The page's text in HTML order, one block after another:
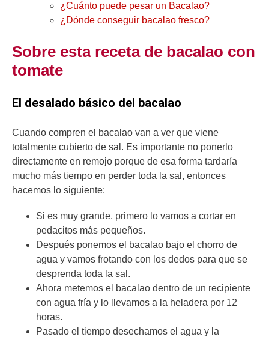
¿Cuánto puede pesar un Bacalao?
¿Dónde conseguir bacalao fresco?
Sobre esta receta de bacalao con
tomate
El desalado básico del bacalao
Cuando compren el bacalao van a ver que viene
totalmente cubierto de sal. Es importante no ponerlo
directamente en remojo porque de esa forma tardaría
mucho más tiempo en perder toda la sal, entonces
hacemos lo siguiente:
Si es muy grande, primero lo vamos a cortar en
pedacitos más pequeños.
Después ponemos el bacalao bajo el chorro de
agua y vamos frotando con los dedos para que se
desprenda toda la sal.
Ahora metemos el bacalao dentro de un recipiente
con agua fría y lo llevamos a la heladera por 12
horas.
Pasado el tiempo desechamos el agua y la